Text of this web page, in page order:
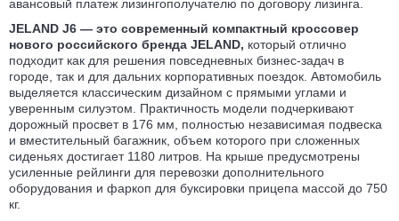
авансовый платеж лизингополучателю по договору лизинга.
JELAND J6 — это современный компактный кроссовер
нового российского бренда JELAND, который отлично
подходит как для решения повседневных бизнес-задач в
городе, так и для дальних корпоративных поездок. Автомобиль
выделяется классическим дизайном с прямыми углами и
уверенным силуэтом. Практичность модели подчеркивают
дорожный просвет в 176 мм, полностью независимая подвеска
и вместительный багажник, объем которого при сложенных
сиденьях достигает 1180 литров. На крыше предусмотрены
усиленные рейлинги для перевозки дополнительного
оборудования и фаркоп для буксировки прицепа массой до 750
кг.